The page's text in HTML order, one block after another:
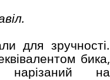
для зручності.
бика,
на